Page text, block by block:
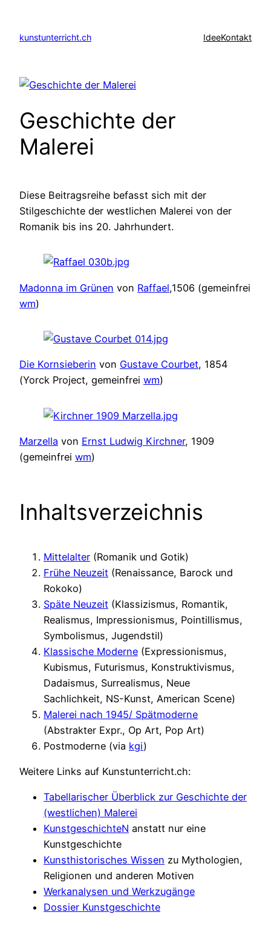
springen
kunstunterricht.ch IdeeKontakt
Geschichte der
Malerei
Diese Beitragsreihe befasst sich mit der
Stilgeschichte der westlichen Malerei von der
Romanik bis ins 20. Jahrhundert.
Madonna im Grünen von Raffael,1506 (gemeinfrei
wm)
Die Kornsieberin von Gustave Courbet, 1854
(Yorck Project, gemeinfrei wm)
Marzella von Ernst Ludwig Kirchner, 1909
(gemeinfrei wm)
Inhaltsverzeichnis
Mittelalter (Romanik und Gotik)
Frühe Neuzeit (Renaissance, Barock und
Rokoko)
Späte Neuzeit (Klassizismus, Romantik,
Realismus, Impressionismus, Pointillismus,
Symbolismus, Jugendstil)
Klassische Moderne (Expressionismus,
Kubismus, Futurismus, Konstruktivismus,
Dadaismus, Surrealismus, Neue
Sachlichkeit, NS-Kunst, American Scene)
Malerei nach 1945/ Spätmoderne
(Abstrakter Expr., Op Art, Pop Art)
Postmoderne (via kgi)
Weitere Links auf Kunstunterricht.ch:
Tabellarischer Überblick zur Geschichte der
(westlichen) Malerei
KunstgeschichteN anstatt nur eine
Kunstgeschichte
Kunsthistorisches Wissen zu Mythologien,
Religionen und anderen Motiven
Werkanalysen und Werkzugänge
Dossier Kunstgeschichte